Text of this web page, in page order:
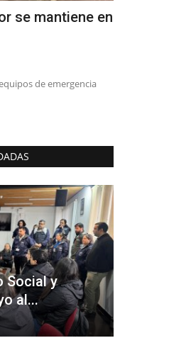
se mantiene en
de emergencia
Social y
al...